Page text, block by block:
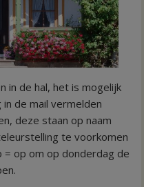
in de hal, het is mogelijk
de mail vermelden
deze staan op naam
te voorkomen
op om op donderdag de